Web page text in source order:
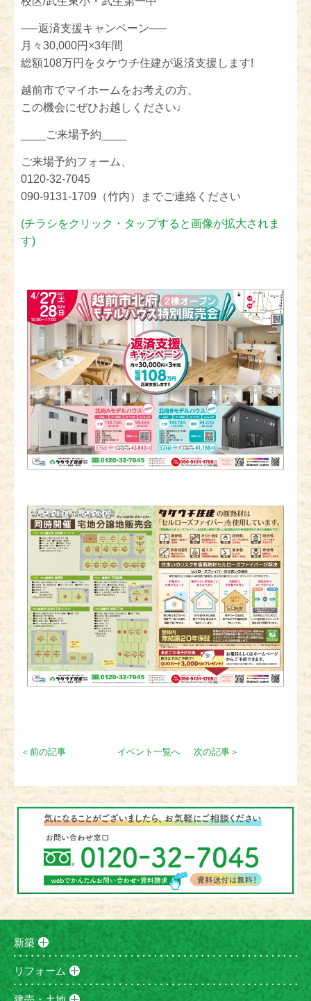
—–返済支援キャンペーン—–
月々30,000円×3年間
総額108万円をタケウチ住建が返済支援します!
越前市でマイホームをお考えの方、
この機会にぜひお越しください♩
____ご来場予約____
ご来場予約フォーム、
0120-32-7045
090-9131-1709（竹内）までご連絡ください
(チラシをクリック・タップすると画像が拡大されま
す)
＜前の記事 イベント一覧へ 次の記事＞
新築
リフォーム